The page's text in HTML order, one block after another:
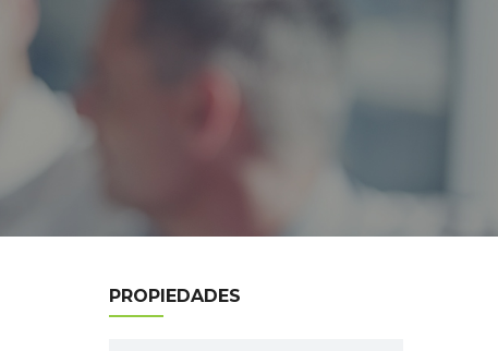
PROPIEDADES